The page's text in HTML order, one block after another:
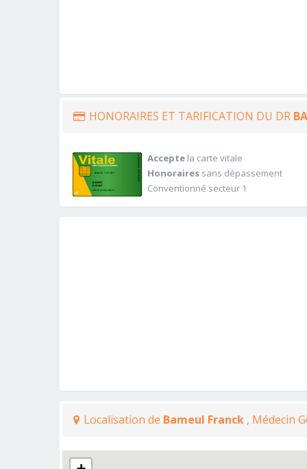
HONORAIRES ET TARIFICATION DU DR
Acceptela carte vitale
Honorairessans dépassement
Conventionné secteur 1
Localisation de Bameul Franck , Médecin